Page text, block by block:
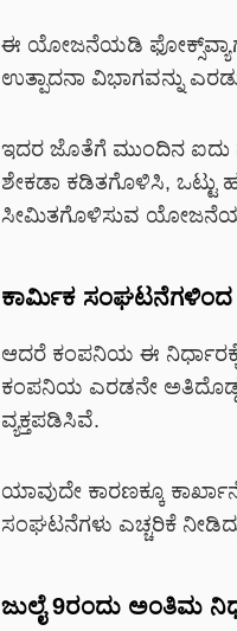
ಈ ಯೋಜನೆಯಡಿ
ಉತ್ಪಾದನಾ ವಿಭಾಗವನ್ನು
ಇದರ ಜೊತೆಗೆ ಮುಂದಿನ ಐದು
ಶೇಕಡಾ ಕಡಿತಗೊಳಿಸಿ,
ಸೀಮಿತಗೊಳಿಸುವ
ಕಾರ್ಮಿಕ ಸಂಘಟನೆಗಳಿಂದ
ಆದರೆ ಕಂಪನಿಯ ಈ
ಕಂಪನಿಯ ಎರಡನೇ ಅತಿದೊಡ್ಡ
ವ್ಯಕ್ತಪಡಿಸಿವೆ.
ಯಾವುದೇ ಕಾರಣಕ್ಕೂ
ಸಂಘಟನೆಗಳು ಎಚ್ಚರಿಕೆ
ಜುಲೈ 9ರಂದು ಅಂತಿಮ